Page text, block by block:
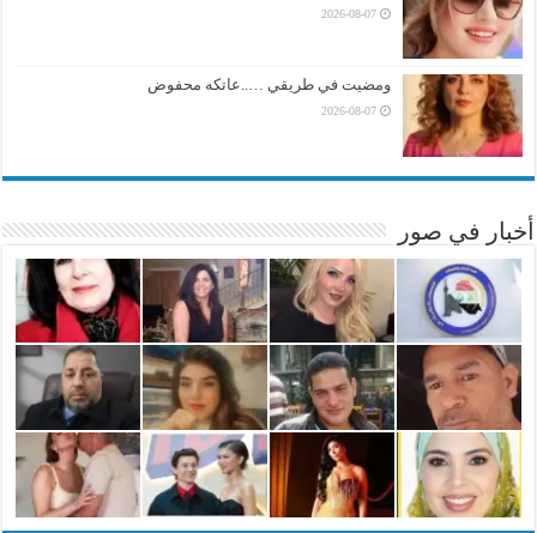
2026-08-07
ومضيت في طريقي …..عاتكه محفوض
2026-08-07
أخبار في صور